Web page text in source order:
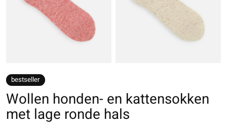
bestseller
Wollen honden- en kattensokken
met lage ronde hals